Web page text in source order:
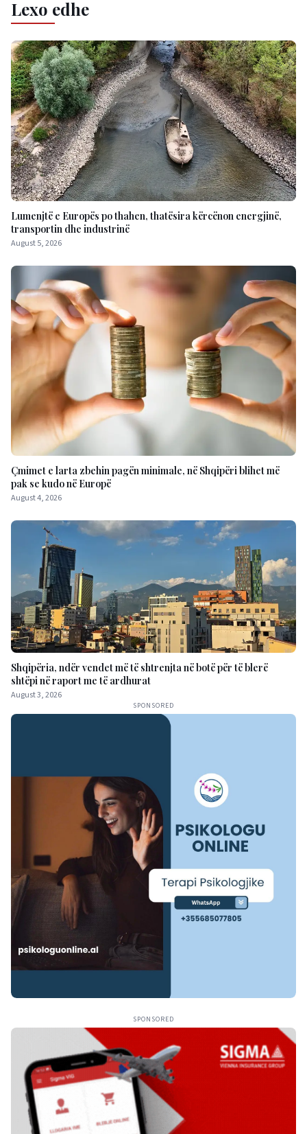
Lexo edhe
Lumenjtë e Europës po thahen, thatësira kërcënon energjinë,
transportin dhe industrinë
August 5, 2026
Çmimet e larta zbehin pagën minimale, në Shqipëri blihet më
pak se kudo në Europë
August 4, 2026
Shqipëria, ndër vendet më të shtrenjta në botë për të blerë
shtëpi në raport me të ardhurat
August 3, 2026
SPONSORED
SPONSORED